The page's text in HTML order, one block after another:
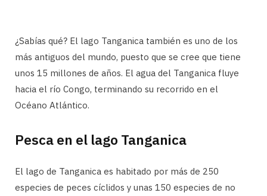
¿Sabías qué? El lago Tanganica también es uno de los
más antiguos del mundo, puesto que se cree que tiene
unos 15 millones de años. El agua del Tanganica fluye
hacia el río Congo, terminando su recorrido en el
Océano Atlántico.
Pesca en el lago Tanganica
El lago de Tanganica es habitado por más de 250
especies de peces cíclidos y unas 150 especies de no